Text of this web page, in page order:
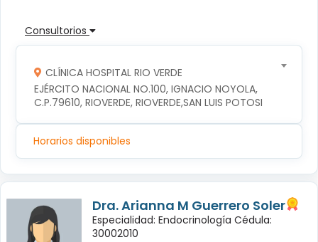
Consultorios
CLÍNICA HOSPITAL RIO VERDE
EJÉRCITO NACIONAL NO.100, IGNACIO NOYOLA,
C.P.79610, RIOVERDE, RIOVERDE,SAN LUIS POTOSI
Horarios disponibles
Dra. Arianna M Guerrero Soler
Especialidad: Endocrinología Cédula:
30002010